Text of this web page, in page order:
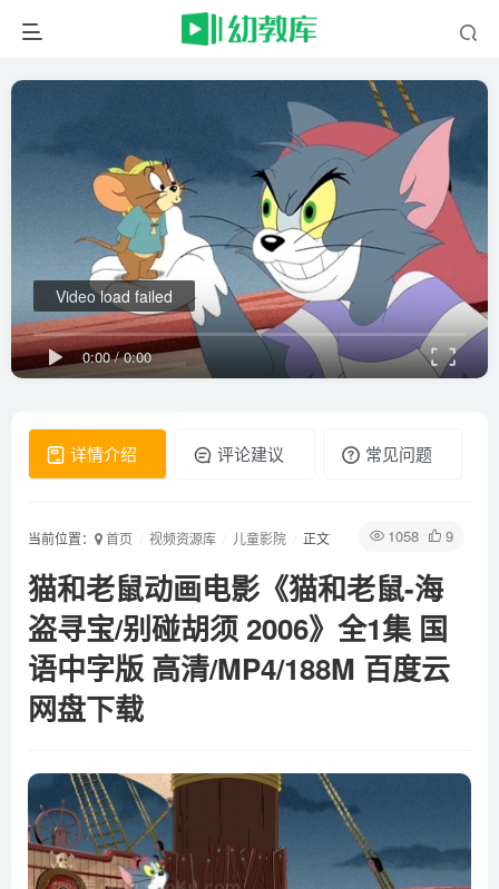
0:00/0:00
Video load failed
详情介绍 评论建议 常见问题
1058 9
当前位置： 首页 视频资源库 儿童影院 正文
猫和老鼠动画电影《猫和老鼠-海
盗寻宝/别碰胡须 2006》全1集 国
语中字版 高清/MP4/188M 百度云
网盘下载